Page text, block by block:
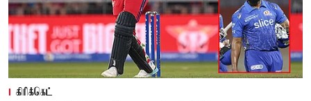
கிரிக்கெட்